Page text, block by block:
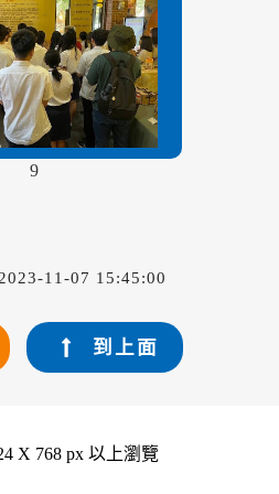
9
2023-11-07 15:45:00
到上面
X 768 px 以上瀏覽